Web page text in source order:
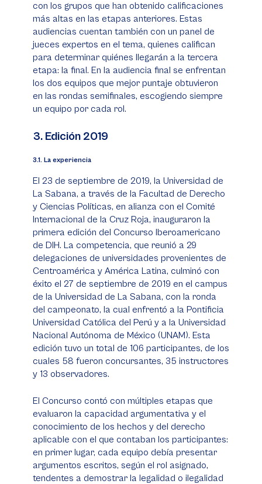
con los grupos que han obtenido calificaciones
más altas en las etapas anteriores. Estas
audiencias cuentan también con un panel de
jueces expertos en el tema, quienes califican
para determinar quiénes llegarán a la tercera
etapa: la final. En la audiencia final se enfrentan
los dos equipos que mejor puntaje obtuvieron
en las rondas semifinales, escogiendo siempre
un equipo por cada rol.
3. Edición 2019
3.1. La experiencia
El 23 de septiembre de 2019, la Universidad de
La Sabana, a través de la Facultad de Derecho
y Ciencias Políticas, en alianza con el Comité
Internacional de la Cruz Roja, inauguraron la
primera edición del Concurso Iberoamericano
de DIH. La competencia, que reunió a 29
delegaciones de universidades provenientes de
Centroamérica y América Latina, culminó con
éxito el 27 de septiembre de 2019 en el campus
de la Universidad de La Sabana, con la ronda
del campeonato, la cual enfrentó a la Pontificia
Universidad Católica del Perú y a la Universidad
Nacional Autónoma de México (UNAM). Esta
edición tuvo un total de 106 participantes, de los
cuales 58 fueron concursantes, 35 instructores
y 13 observadores.
El Concurso contó con múltiples etapas que
evaluaron la capacidad argumentativa y el
conocimiento de los hechos y del derecho
aplicable con el que contaban los participantes:
en primer lugar, cada equipo debía presentar
argumentos escritos, según el rol asignado,
tendentes a demostrar la legalidad o ilegalidad